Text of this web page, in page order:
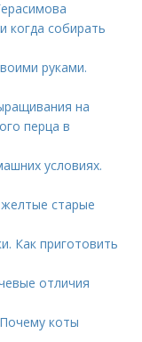
когда собирать
руками.
на
перца в
условиях.
старые
Как приготовить
отличия
коты